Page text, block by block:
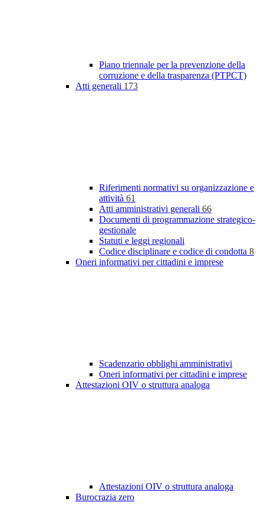
Piano triennale per la prevenzione della
corruzione e della trasparenza (PTPCT)
Atti generali 173
Riferimenti normativi su organizzazione e
attività 61
Atti amministrativi generali 66
Documenti di programmazione strategico-
gestionale
Statuti e leggi regionali
Codice disciplinare e codice di condotta 8
Oneri informativi per cittadini e imprese
Scadenzario obblighi amministrativi
Oneri informativi per cittadini e imprese
Attestazioni OIV o struttura analoga
Attestazioni OIV o struttura analoga
Burocrazia zero